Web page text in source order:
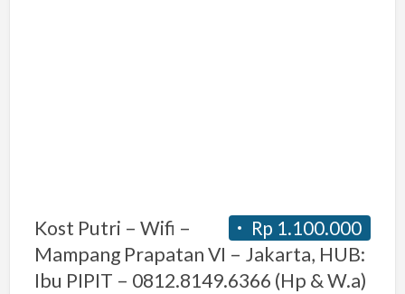
Rp 1.100.000
Kost Putri – Wifi –
Mampang Prapatan VI – Jakarta, HUB:
Ibu PIPIT – 0812.8149.6366 (Hp & W.a)